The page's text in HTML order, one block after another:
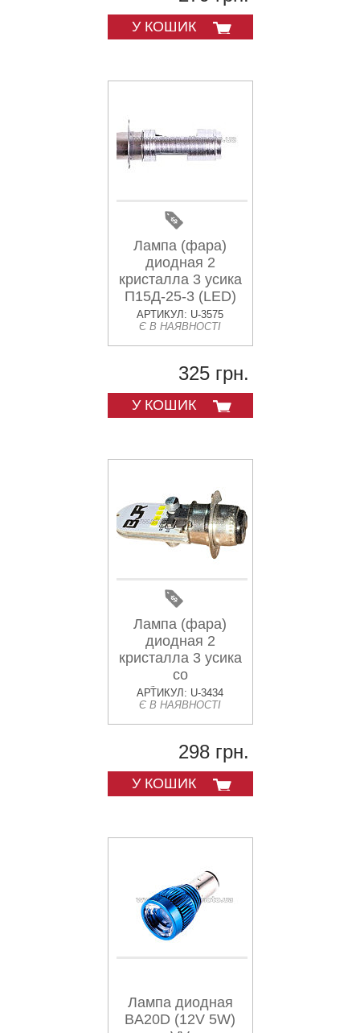
У КОШИК
Лампа (фара)
диодная 2
кристалла 3 усика
П15Д-25-3 (LED)
MIS
АРТИКУЛ: U-3575
Є В НАЯВНОСТІ
325 грн.
У КОШИК
Лампа (фара)
диодная 2
кристалла 3 усика
со
стабилизатором
(LED) MIS
АРТИКУЛ: U-3434
Є В НАЯВНОСТІ
298 грн.
У КОШИК
Лампа диодная
BA20D (12V 5W)